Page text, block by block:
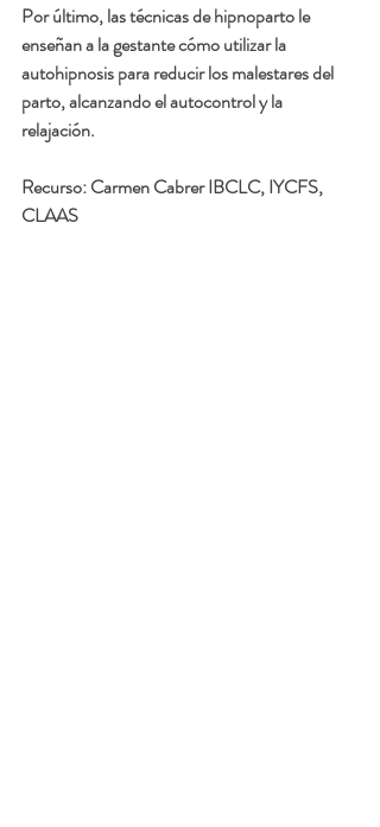
Por último, las técnicas de hipnoparto le
enseñan a la gestante cómo utilizar la
autohipnosis para reducir los malestares del
parto, alcanzando el autocontrol y la
relajación.
Recurso: Carmen Cabrer IBCLC, IYCFS,
CLAAS